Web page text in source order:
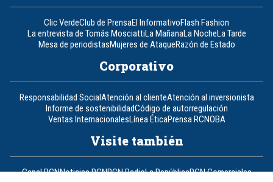
Clic VerdeClub de PrensaEl InformativoFlash Fashion
La entrevista de Tomás MosciattiLa MañanaLa NocheLa Tarde
Mesa de periodistasMujeres de AtaqueRazón de Estado
Corporativo
Responsabilidad SocialAtención al clienteAtención al inversionista
Informe de sostenibilidadCódigo de autorregulación
Ventas InternacionalesLínea ÉticaPrensa RCNOBA
Visite también
Canal RCNNoticias RCNRCN RadioLa RepúblicaRCN Comerciales